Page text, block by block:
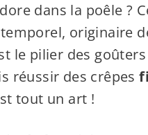
dans la poêle ?
originaire
le pilier des goûters
réussir des crêpes
tout un art !